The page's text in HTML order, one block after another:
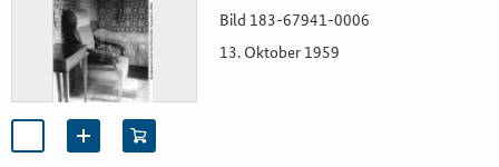
Bild 183-67941-0006
13. Oktober 1959